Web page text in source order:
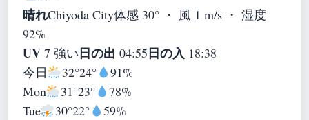
晴れChiyoda City体感 30° ・ 風 1 m/s ・ 湿度
92%
UV 7 強い日の出 04:55日の入 18:38
今日
32°24°
91%
Mon
31°23°
78%
Tue
30°22°
59%